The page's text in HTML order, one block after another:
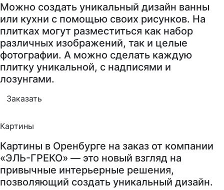
Можно создать уникальный дизайн ванны
или кухни с помощью своих рисунков. На
плитках могут разместиться как набор
различных изображений, так и целые
фотографии. А можно сделать каждую
плитку уникальной, с надписями и
лозунгами.
Заказать
Картины
Картины в Оренбурге на заказ от компании
«ЭЛЬ-ГРЕКО» — это новый взгляд на
привычные интерьерные решения,
позволяющий создать уникальный дизайн.